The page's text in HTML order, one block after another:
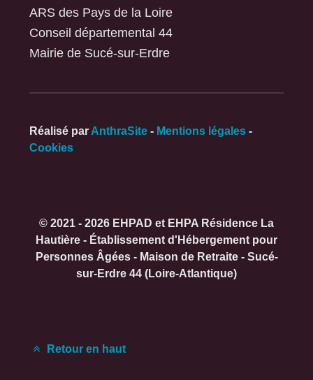
ARS des Pays de la Loire
Conseil départemental 44
Mairie de Sucé-sur-Erdre
Réalisé par AnthraSite - Mentions légales -
Cookies
© 2021 - 2026 EHPAD et EHPA Résidence La
Hautière - Établissement d'Hébergement pour
Personnes Âgées - Maison de Retraite - Sucé-
sur-Erdre 44 (Loire-Atlantique)
Retour en haut